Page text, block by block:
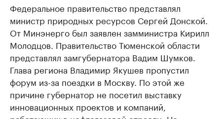
Федеральное правительство представлял
министр природных ресурсов Сергей Донской.
От Минэнерго был заявлен замминистра Кирилл
Молодцов. Правительство Тюменской области
представлял замгубернатора Вадим Шумков.
Глава региона Владимир Якушев пропустил
форум из-за поездки в Москву. По этой же
причине губернатор не посетил выставку
инновационных проектов и компаний,